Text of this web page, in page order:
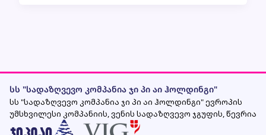
სს "სადაზღვევო კომპანია ჯი პი აი ჰოლდინგი"
სს "სადაზღვევო კომპანია ჯი პი აი ჰოლდინგი" ევროპის
უმსხვილესი კომპანიის, ვენის სადაზღვევო ჯგუფის, წევრია